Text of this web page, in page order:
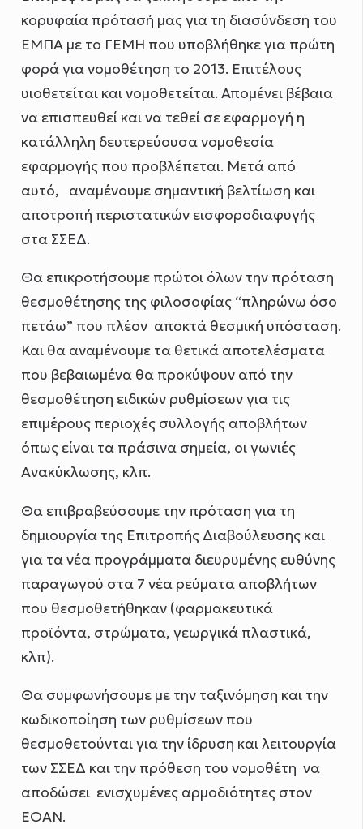
κορυφαία πρότασή μας για τη διασύνδεση του
ΕΜΠΑ με το ΓΕΜΗ που υποβλήθηκε για πρώτη
φορά για νομοθέτηση το 2013. Επιτέλους
υιοθετείται και νομοθετείται. Απομένει βέβαια
να επισπευθεί και να τεθεί σε εφαρμογή η
κατάλληλη δευτερεύουσα νομοθεσία
εφαρμογής που προβλέπεται. Μετά από
αυτό, αναμένουμε σημαντική βελτίωση και
αποτροπή περιστατικών εισφοροδιαφυγής
στα ΣΣΕΔ.
Θα επικροτήσουμε πρώτοι όλων την πρόταση
θεσμοθέτησης της φιλοσοφίας “πληρώνω όσο
πετάω” που πλέον αποκτά θεσμική υπόσταση.
Και θα αναμένουμε τα θετικά αποτελέσματα
που βεβαιωμένα θα προκύψουν από την
θεσμοθέτηση ειδικών ρυθμίσεων για τις
επιμέρους περιοχές συλλογής αποβλήτων
όπως είναι τα πράσινα σημεία, οι γωνιές
Ανακύκλωσης, κλπ.
Θα επιβραβεύσουμε την πρόταση για τη
δημιουργία της Επιτροπής Διαβούλευσης και
για τα νέα προγράμματα διευρυμένης ευθύνης
παραγωγού στα 7 νέα ρεύματα αποβλήτων
που θεσμοθετήθηκαν (φαρμακευτικά
προϊόντα, στρώματα, γεωργικά πλαστικά,
κλπ).
Θα συμφωνήσουμε με την ταξινόμηση και την
κωδικοποίηση των ρυθμίσεων που
θεσμοθετούνται για την ίδρυση και λειτουργία
των ΣΣΕΔ και την πρόθεση του νομοθέτη να
αποδώσει ενισχυμένες αρμοδιότητες στον
ΕΟΑΝ.